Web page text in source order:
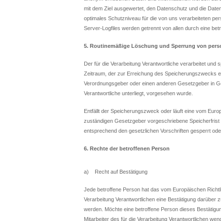
mit dem Ziel ausgewertet, den Datenschutz und die
optimales Schutzniveau für die von uns verarbeiteten
Server-Logfiles werden getrennt von allen durch eine
5. Routinemäßige Löschung und Sperrung von
Der für die Verarbeitung Verantwortliche verarbeitet
Zeitraum, der zur Erreichung des Speicherungszwecks
Verordnungsgeber oder einen anderen Gesetzgeber in
Verantwortliche unterliegt, vorgesehen wurde.
Entfällt der Speicherungszweck oder läuft eine vom
zuständigen Gesetzgeber vorgeschriebene
entsprechend den gesetzlichen Vorschriften gesperrt
6. Rechte der betroffenen Person
a) Recht auf Bestätigung
Jede betroffene Person hat das vom Europäischen
Verarbeitung Verantwortlichen eine Bestätigung
werden. Möchte eine betroffene Person dieses
Mitarbeiter des für die Verarbeitung Verantwortlichen